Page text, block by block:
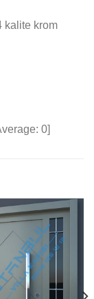
kalite krom
0]